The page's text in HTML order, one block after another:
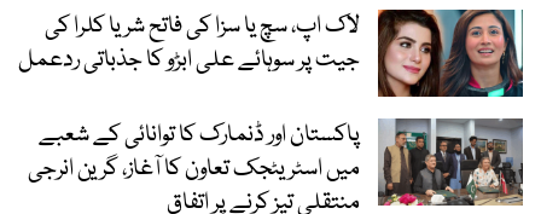
لاک اپ، سچ یا سزا کی فاتح شریا کلرا کی
جیت پر سوہائے علی ابڑو کا جذباتی ردعمل
پاکستان اور ڈنمارک کا توانائی کے شعبے
میں اسٹریٹجک تعاون کا آغاز، گرین انرجی
منتقلی تیز کرنے پر اتفاق